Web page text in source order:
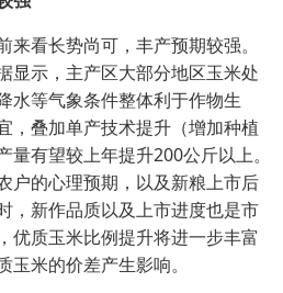
看长势尚可，丰产预期较强。
显示，主产区大部分地区玉米处
水等气象条件整体利于作物生
，叠加单产技术提升（增加种植
有望较上年提升200公斤以上。
户的心理预期，以及新粮上市后
，新作品质以及上市进度也是市
优质玉米比例提升将进一步丰富
米的价差产生影响。